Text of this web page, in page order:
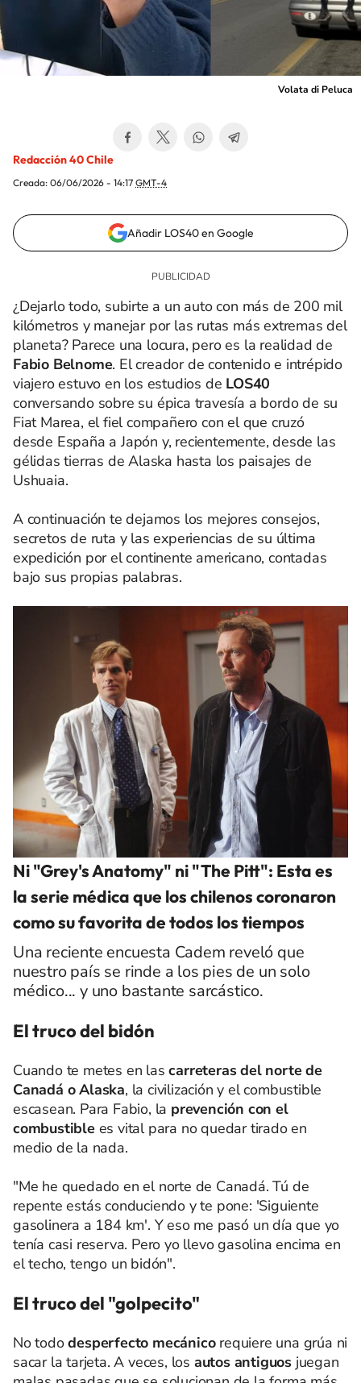
Volata di Peluca
Redacción 40 Chile
Creada: 06/06/2026 - 14:17 GMT-4
Añadir LOS40 en Google
¿Dejarlo todo, subirte a un auto con más de 200 mil
kilómetros y manejar por las rutas más extremas del
planeta? Parece una locura, pero es la realidad de
Fabio Belnome. El creador de contenido e intrépido
viajero estuvo en los estudios de LOS40
conversando sobre su épica travesía a bordo de su
Fiat Marea, el fiel compañero con el que cruzó
desde España a Japón y, recientemente, desde las
gélidas tierras de Alaska hasta los paisajes de
Ushuaia.
A continuación te dejamos los mejores consejos,
secretos de ruta y las experiencias de su última
expedición por el continente americano, contadas
bajo sus propias palabras.
Ni "Grey's Anatomy" ni "The Pitt": Esta es
la serie médica que los chilenos coronaron
como su favorita de todos los tiempos
Una reciente encuesta Cadem reveló que
nuestro país se rinde a los pies de un solo
médico... y uno bastante sarcástico.
El truco del bidón
Cuando te metes en lascarreteras del norte de
Canadá o Alaska, la civilización y el combustible
escasean. Para Fabio, la prevención con el
combustiblees vital para no quedar tirado en
medio de la nada.
"Me he quedado en el norte de Canadá. Tú de
repente estás conduciendo y te pone: 'Siguiente
gasolinera a 184 km'. Y eso me pasó un día que yo
tenía casi reserva. Pero yo llevo gasolina encima en
el techo, tengo un bidón".
El truco del "golpecito"
No tododesperfecto mecánicorequiere una grúa ni
sacar la tarjeta. A veces, los autos antiguos juegan